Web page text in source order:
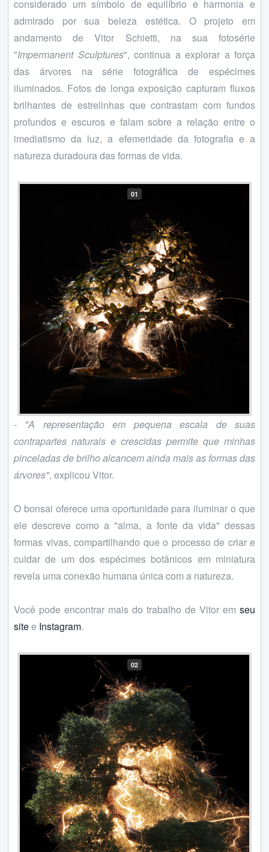
considerado um símbolo de equilíbrio e harmonia e
admirado por sua beleza estética. O projeto em
andamento de Vitor Schietti, na sua fotosérie
"Impermanent Sculptures", continua a explorar a força
das árvores na série fotográfica de espécimes
iluminados. Fotos de longa exposição capturam fluxos
brilhantes de estrelinhas que contrastam com fundos
profundos e escuros e falam sobre a relação entre o
imediatismo da luz, a efemeridade da fotografia e a
natureza duradoura das formas de vida.
01
- "A representação em pequena escala de suas
contrapartes naturais e crescidas permite que minhas
pinceladas de brilho alcancem ainda mais as formas das
árvores", explicou Vitor.
O bonsai oferece uma oportunidade para iluminar o que
ele descreve como a "alma, a fonte da vida" dessas
formas vivas, compartilhando que o processo de criar e
cuidar de um dos espécimes botânicos em miniatura
revela uma conexão humana única com a natureza.
Você pode encontrar mais do trabalho de Vitor em seu
sitee Instagram.
02